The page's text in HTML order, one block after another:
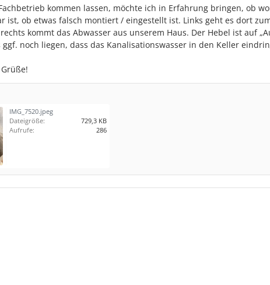
kommen lassen, möchte ich in Erfahrung bringen, ob
ist, ob etwas falsch montiert / eingestellt ist. Links geht es dort
kommt das Abwasser aus unserem Haus. Der Hebel ist auf
ggf. noch liegen, dass das Kanalisationswasser in den Keller
IMG_7520.jpeg
Dateigröße:
729,3 KB
Aufrufe:
286